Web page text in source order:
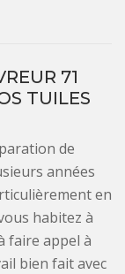
71
TUILES
de
années
en
habitez à
faire appel à
bien fait avec